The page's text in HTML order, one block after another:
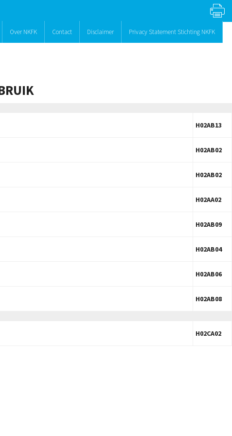
Over NKFK Contact Disclaimer Privacy Statement Stichting NKFK
H02AB13
H02AB02
H02AB02
H02AA02
H02AB09
H02AB04
H02AB06
H02AB08
H02CA02